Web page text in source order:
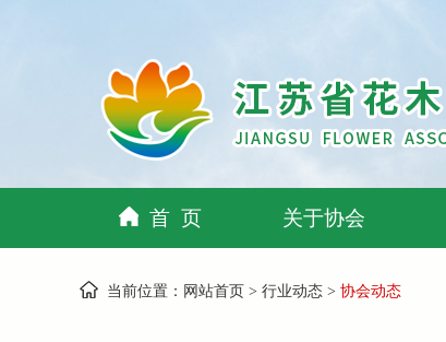
首 页 关于协会
当前位置： 网站首页 > 行业动态 > 协会动态